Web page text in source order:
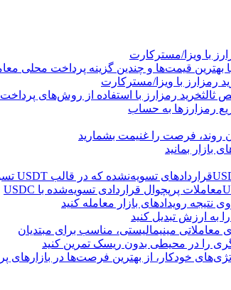
با ویزا/مسترکارت
بهترین قیمت‌ها و چندین گزینه پرداخت محلی
رمزارز با ویزا/مسترکارت
ثالثخرید رمزارز با استفاده از روش‌های
رمزارزها به حساب
روند، فرصت را غنیمت بشمارید
بازار بمانید
قراردادهای تسویه‌نشده که در قالب USDT تسویه می‌شوند
معاملات پرپچوال قراردادی تسویه‌شده با USDC
نتیجه رویدادهای بازار معامله کنید
به ارزش تبدیل کنید
مینیمالیستی، مناسب برای مبتدیان
را در محیطی بدون ریسک تمرین کنید
خودکار، از بهترین فرصت‌ها در بازارهای